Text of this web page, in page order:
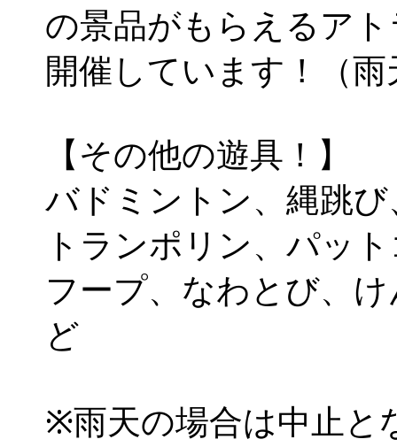
の景品がもらえるア
開催しています！（雨
【その他の遊具！】
バドミントン、縄跳
トランポリン、パッ
フープ、なわとび、
ど
※雨天の場合は中止と